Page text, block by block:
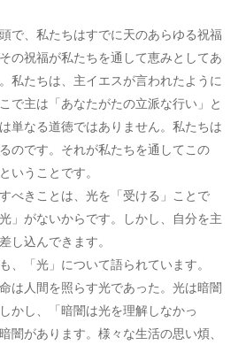
で、私たちはすでに天のあらゆる祝福
の祝福が私たちを通して恵みとしてあ
私たちは、主イエスが言われたように
で主は「あなたがたの立派な行い」と
単なる道徳ではありません。私たちは
のです。それが私たちを通してこの
いうことです。
べきことは、光を「受ける」ことで
」がないからです。しかし、自分を主
し込んできます。
「光」について語られています。
は人間を照らす光であった。光は暗闇
かし、「暗闇は光を理解しなかっ
闇があります。様々な生活の思い煩、